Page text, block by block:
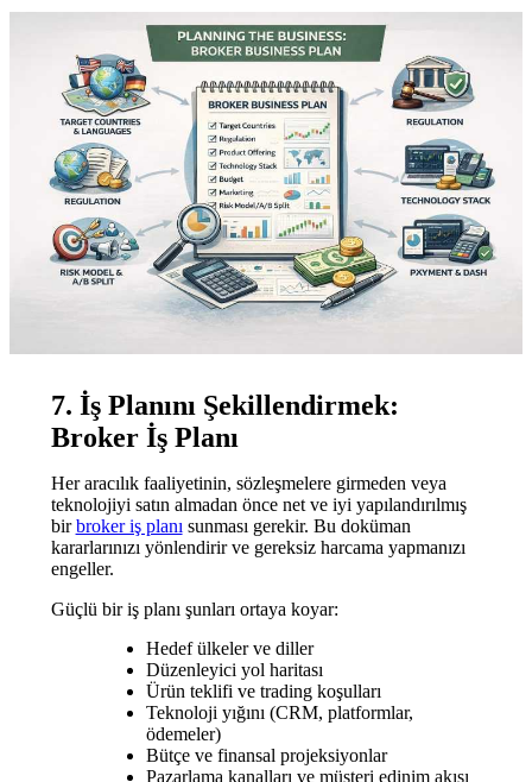
7. İş Planını Şekillendirmek:
Broker İş Planı
Her aracılık faaliyetinin, sözleşmelere girmeden veya
teknolojiyi satın almadan önce net ve iyi yapılandırılmış
birbroker iş planı sunması gerekir. Bu doküman
kararlarınızı yönlendirir ve gereksiz harcama yapmanızı
engeller.
Güçlü bir iş planı şunları ortaya koyar:
Hedef ülkeler ve diller
Düzenleyici yol haritası
Ürün teklifi ve trading koşulları
Teknoloji yığını (CRM, platformlar,
ödemeler)
Bütçe ve finansal projeksiyonlar
Pazarlama kanalları ve müşteri edinim akışı